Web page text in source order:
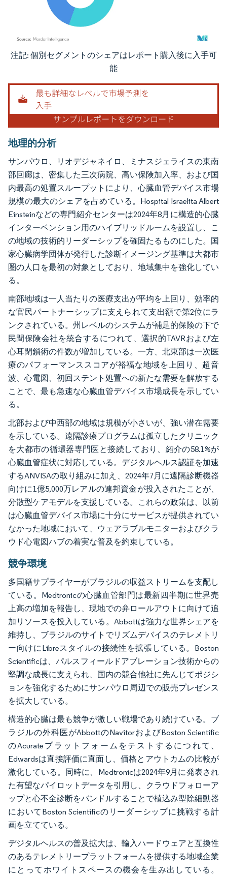
画像 © Mordor Intelligence。再利用にはCC BY 4.0の表示が必要です。
注記: 個別セグメントのシェアはレポート購入後に入手可
能
地理的分析
サンパウロ、リオデジャネイロ、ミナスジェライスの東南
部回廊は、密集した三次病院、高い保険加入率、および国
内最高の処置スループットにより、心臓血管デバイス市場
規模の最大のシェアを占めている。Hospital Israelita Albert
Einsteinなどの専門紹介センターは2024年8月に構造的心臓
インターベンション用のハイブリッドルームを設置し、こ
の地域の技術的リーダーシップを確固たるものにした。国
家心臓病学団体が発行した診断イメージング基準は大都市
圏の人口を最初の対象としており、地域集中を強化してい
る。
南部地域は一人当たりの医療支出が平均を上回り、効率的
な官民パートナーシップに支えられて支出額で第2位にラ
ンクされている。州レベルのシステムが補足的保険の下で
民間保険会社を統合するにつれて、選択的TAVRおよび左
心耳閉鎖術の件数が増加している。一方、北東部は一次医
療のパフォーマンススコアが裕福な地域を上回り、超音
波、心電図、初回ステント処置への新たな需要を解放する
ことで、最も急速な心臓血管デバイス市場成長を示してい
る。
北部および中西部の地域は規模が小さいが、強い潜在需要
を示している。遠隔診療プログラムは孤立したクリニック
を大都市の循環器専門医と接続しており、紹介の58.1%が
心臓血管症状に対応している。デジタルヘルス認証を加速
するANVISAの取り組みに加え、2024年7月に遠隔診断機器
向けに1億5,000万レアルの連邦資金が投入されたことが、
分散型ケアモデルを支援している。これらの政策は、以前
は心臓血管デバイス市場に十分にサービスが提供されてい
なかった地域において、ウェアラブルモニターおよびクラ
ウド心電図ハブの着実な普及を約束している。
競争環境
多国籍サプライヤーがブラジルの収益ストリームを支配し
ている。Medtronicの心臓血管部門は最新四半期に世界売
上高の増加を報告し、現地での弁ロールアウトに向けて追
加リソースを投入している。Abbottは強力な世界シェアを
維持し、ブラジルのサイトでリズムデバイスのテレメトリ
ー向けにLibreスタイルの接続性を拡張している。Boston
Scientificは、パルスフィールドアブレーション技術からの
堅調な成長に支えられ、国内の競合他社に先んじてポジシ
ョンを強化するためにサンパウロ周辺での販売プレゼンス
を拡大している。
構造的心臓は最も競争が激しい戦場であり続けている。ブ
ラジルの外科医がAbbottのNavitorおよびBoston Scientific
のAcurateプラットフォームをテストするにつれて、
Edwardsは直接評価に直面し、価格とアウトカムの比較が
激化している。同時に、Medtronicは2024年9月に発表され
た有望なパイロットデータを引用し、クラウドフォローア
ップと心不全診断をバンドルすることで植込み型除細動器
においてBoston Scientificのリーダーシップに挑戦する計
画を立てている。
デジタルヘルスの普及拡大は、輸入ハードウェアと互換性
のあるテレメトリープラットフォームを提供する地域企業
にとってホワイトスペースの機会を生み出している。